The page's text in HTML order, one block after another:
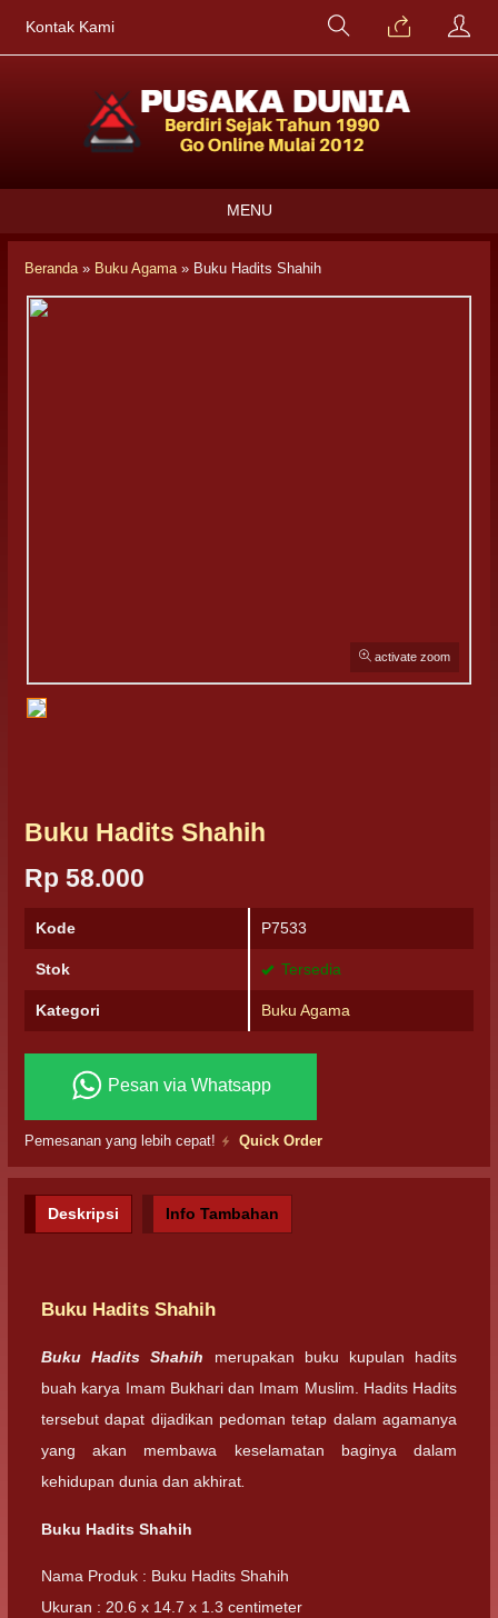
Kontak Kami
MENU
Beranda» Buku Agama» Buku Hadits Shahih
activate zoom
Buku Hadits Shahih
Rp 58.000
Kode P7533
Stok Tersedia
Kategori Buku Agama
Pesan via Whatsapp
Pemesanan yang lebih cepat! Quick Order
Deskripsi Info Tambahan
Buku Hadits Shahih
Buku Hadits Shahih merupakan buku kupulan hadits
buah karya Imam Bukhari dan Imam Muslim. Hadits Hadits
tersebut dapat dijadikan pedoman tetap dalam agamanya
yang akan membawa keselamatan baginya dalam
kehidupan dunia dan akhirat.
Buku Hadits Shahih
Nama Produk : Buku Hadits Shahih
Ukuran : 20.6 x 14.7 x 1.3 centimeter